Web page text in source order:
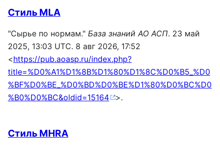
Стиль MLA
"Сырье по нормам." База знаний АО АСП. 23 май
2025, 13:03 UTC. 8 авг 2026, 17:52
<https://pub.aoasp.ru/index.php?
title=%D0%A1%D1%8B%D1%80%D1%8C%D0%B5_%D0
%BF%D0%BE_%D0%BD%D0%BE%D1%80%D0%BC%D0
%B0%D0%BC&oldid=15164
>.
Стиль MHRA